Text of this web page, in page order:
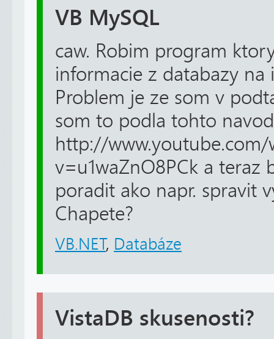
VB MySQL
caw. Robim program
informacie z databazy na
Problem je ze som v
som to podla tohto
http://www.youtube.com/
v=u1waZnO8PCk a teraz
poradit ako napr. spravit
Chapete?
VB.NET, Databáze
VistaDB skusenosti?